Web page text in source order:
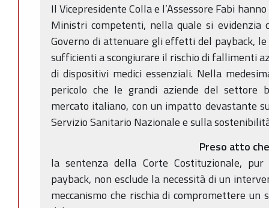
Il Vicepresidente Colla e l’Assessore Fabi
Ministri competenti, nella quale si
Governo di attenuare gli effetti del payback,
sufficienti a scongiurare il rischio di fallimenti
di dispositivi medici essenziali. Nella
pericolo che le grandi aziende del settore
mercato italiano, con un impatto devastante
Servizio Sanitario Nazionale e sulla
Preso atto che
la sentenza della Corte Costituzionale,
payback, non esclude la necessità di un
meccanismo che rischia di compromettere